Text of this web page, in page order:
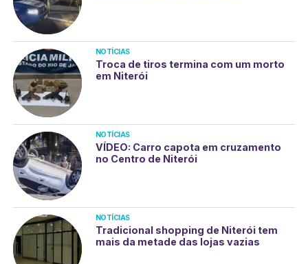
NOTÍCIAS
Troca de tiros termina com um morto
em Niterói
NOTÍCIAS
VÍDEO: Carro capota em cruzamento
no Centro de Niterói
NOTÍCIAS
Tradicional shopping de Niterói tem
mais da metade das lojas vazias